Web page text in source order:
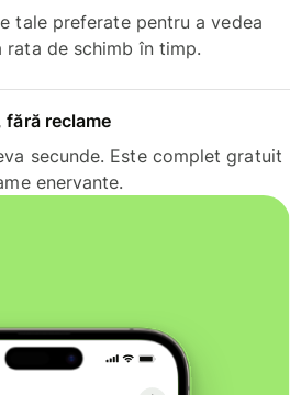
tale preferate pentru a vedea
rata de schimb în timp.
reclame
secunde. Este complet gratuit
enervante.